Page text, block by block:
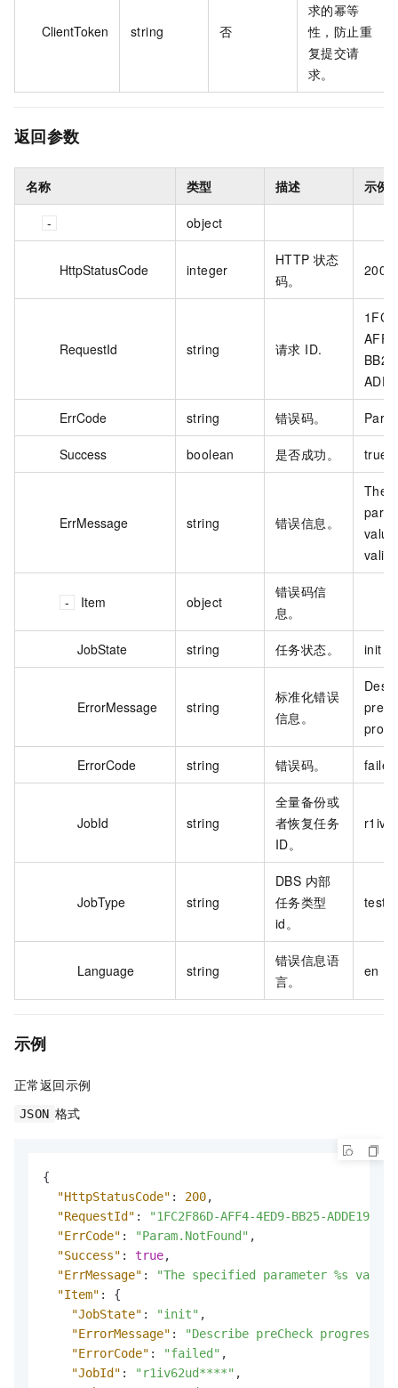
ClientToken string 否
求的幂等
性，防止重
复提交请
求。
返回参数
名称 类型 描述 示例
object
HttpStatusCode integer
HTTP 状态
码。
200
RequestId string 请求 ID.
ErrCode string 错误码。
Success boolean 是否成功。 true
ErrMessage string 错误信息。
The
valid.
Item object
错误码信
息。
JobState string 任务状态。 init
ErrorMessage string
标准化错误
信息。
ErrorCode string 错误码。 failed
JobId string
全量备份或
者恢复任务
ID。
JobType string
DBS 内部
任务类型
id。
testId
Language string
错误信息语
言。
en
示例
正常返回示例
JSON 格式
{
"HttpStatusCode" : 200,
"RequestId" :
"1FC2F86D-AFF4-4ED9-BB25-
"ErrCode" : "Param.NotFound" ,
"Success" : true,
"ErrMessage" :
"The specified parameter %s
"Item" :
{
"JobState" : "init" ,
"ErrorMessage" :
"Describe preCheck progress
"ErrorCode" : "failed" ,
"JobId" : "r1iv62ud****" ,